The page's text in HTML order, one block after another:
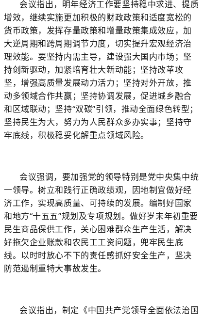
会议指出，明年经济工作要坚持稳中求进、提质
增效，继续实施更加积极的财政政策和适度宽松的
货币政策，发挥存量政策和增量政策集成效应，加
大逆周期和跨周期调节力度，切实提升宏观经济治
理效能。要坚持内需主导，建设强大国内市场；坚
持创新驱动，加紧培育壮大新动能；坚持改革攻
坚，增强高质量发展动力活力；坚持对外开放，推
动多领域合作共赢；坚持协调发展，促进城乡融合
和区域联动；坚持“双碳”引领，推动全面绿色转型；
坚持民生为大，努力为人民群众多办实事；坚持守
牢底线，积极稳妥化解重点领域风险。
会议强调，要加强党的领导特别是党中央集中统
一领导。树立和践行正确政绩观，因地制宜做好经
济工作，实现高质量、可持续的发展。编制好国家
和地方“十五五”规划及专项规划。做好岁末年初重要
民生商品保供工作，关心困难群众生产生活，解决
好拖欠企业账款和农民工工资问题，兜牢民生底
线。以时时放心不下的责任感抓好安全生产，坚决
防范遏制重特大事故发生。
会议指出，制定《中国共产党领导全面依法治国